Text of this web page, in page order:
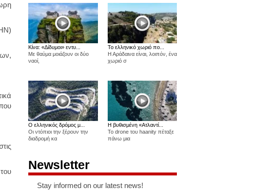
Κίνα: «Δίδυμοι» εντυ...
Με θαύμα μοιάζουν οι δύο
ναοί,
Το ελληνικό χωριό πο...
Η Αράδαινα είναι, λοιπόν, ένα
χωριό σ
Ο ελληνικός δρόμος μ...
Οι ντόπιοι την ξέρουν την
διαδρομή κα
Η βυθισμένη «Ατλαντί...
Το drone του haanity πέταξε
πάνω μια
Newsletter
Stay informed on our latest news!